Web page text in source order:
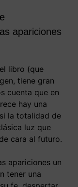
apariciones
libro (que
tiene gran
cuenta que en
hay una
la totalidad de
luz que
cara al futuro.
apariciones un
tener una